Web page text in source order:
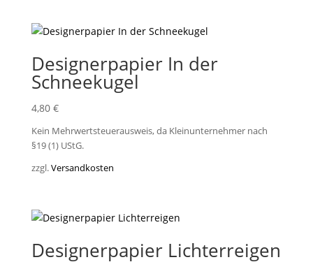
Designerpapier In der
Schneekugel
4,80 €
Kein Mehrwertsteuerausweis, da Kleinunternehmer nach
§19 (1) UStG.
zzgl.Versandkosten
Designerpapier Lichterreigen